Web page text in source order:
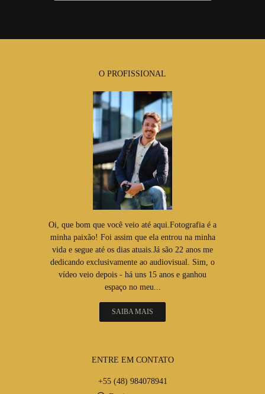
O PROFISSIONAL
Oi, que bom que você veio até aqui.Fotografia é a
minha paixão! Foi assim que ela entrou na minha
vida e segue até os dias atuais.Já são 22 anos me
dedicando exclusivamente ao audiovisual. Sim, o
vídeo veio depois - há uns 15 anos e ganhou
espaço no meu...
SAIBA MAIS
ENTRE EM CONTATO
+55 (48) 984078941